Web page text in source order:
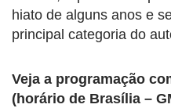
hiato de alguns anos e
principal categoria do
Veja a programação
(horário de Brasília –